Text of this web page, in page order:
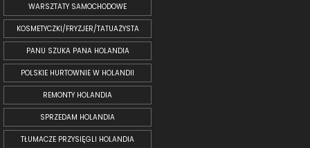
WARSZTATY SAMOCHODOWE
KOSMETYCZKI/FRYZJER/TATUAŻYSTA
PANU SZUKA PANA HOLANDIA
POLSKIE HURTOWNIE W HOLANDII
REMONTY HOLANDIA
SPRZEDAM HOLANDIA
TŁUMACZE PRZYSIĘGLI HOLANDIA